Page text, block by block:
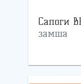
Сапоги
замша